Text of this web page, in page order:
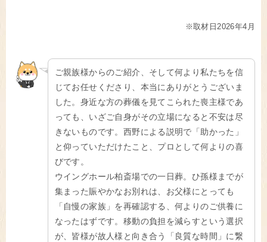
※取材日2026年4月
ご親族様からのご紹介、そして何より私たちを信
じてお任せくださり、本当にありがとうございま
した。身近な方の葬儀を見てこられた喪主様であ
っても、いざご自身がその立場になると不安は尽
きないものです。西野による説明で「助かった」
と仰っていただけたこと、プロとして何よりの喜
びです。
ウイングホール柏斎場での一日葬。ひ孫様までが
集まった賑やかなお別れは、お父様にとっても
「自慢の家族」を再確認する、何よりのご供養に
なったはずです。移動の負担を減らすという選択
が、皆様が故人様と向き合う「良質な時間」に繋